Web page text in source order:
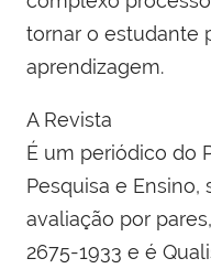
tornar o estudante
aprendizagem.
A Revista
É um periódico do
Pesquisa e
avaliação por
2675-1933 e é